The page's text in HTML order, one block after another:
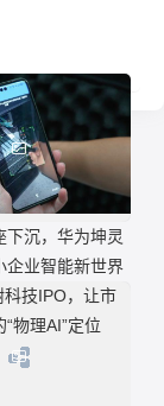
下沉，华为坤灵
企业智能新世界